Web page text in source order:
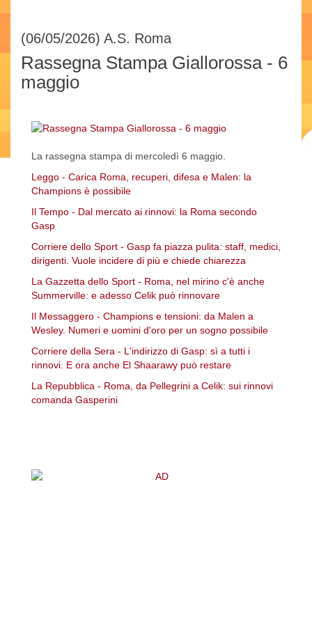
(06/05/2026) A.S. Roma
Rassegna Stampa Giallorossa - 6
maggio
La rassegna stampa di mercoledì 6 maggio.
Leggo - Carica Roma, recuperi, difesa e Malen: la
Champions è possibile
Il Tempo - Dal mercato ai rinnovi: la Roma secondo
Gasp
Corriere dello Sport - Gasp fa piazza pulita: staff, medici,
dirigenti. Vuole incidere di più e chiede chiarezza
La Gazzetta dello Sport - Roma, nel mirino c'è anche
Summerville: e adesso Celik può rinnovare
Il Messaggero - Champions e tensioni: da Malen a
Wesley. Numeri e uomini d'oro per un sogno possibile
Corriere della Sera - L'indirizzo di Gasp: sì a tutti i
rinnovi. E ora anche El Shaarawy può restare
La Repubblica - Roma, da Pellegrini a Celik: sui rinnovi
comanda Gasperini